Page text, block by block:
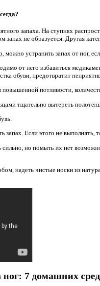
запаха. На ступнях
запах не образуется. Другая
устранить запах от ног,
от него избавиться
обуви, предотвратит
потливости,
тщательно вытереть
Если этого не выполнять,
но помыть их нет
надеть чистые носки из
7 домашних